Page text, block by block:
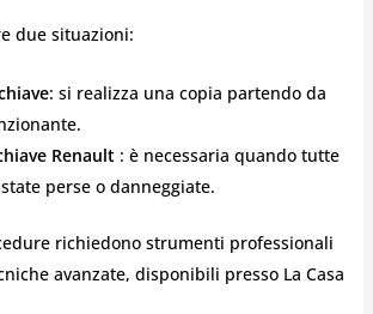
due situazioni:
: si realizza una copia partendo da
Renault : è necessaria quando tutte
perse o danneggiate.
richiedono strumenti professionali
avanzate, disponibili presso La Casa